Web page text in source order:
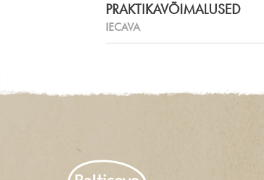
PRAKTIKAVÕIMALUSED
IECAVA